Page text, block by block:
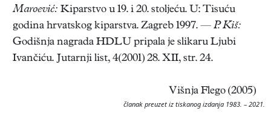
Maroević: Kiparstvo u 19. i 20. stoljeću. U: Tisuću
godina hrvatskog kiparstva. Zagreb 1997. — P. Kiš:
Godišnja nagrada HDLU pripala je slikaru Ljubi
Ivančiću. Jutarnji list, 4(2001) 28. XII, str. 24.
Višnja Flego (2005)
članak preuzet iz tiskanog izdanja 1983. – 2021.